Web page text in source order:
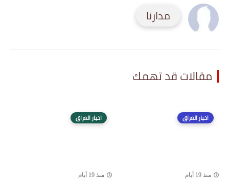
مدارنا
مقالات قد تهمك
اخبار العراق
منذ 19 أيام
اخبار العراق
منذ 19 أيام